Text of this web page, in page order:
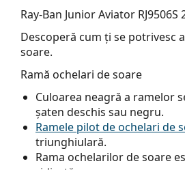
Ray-Ban Junior Aviator RJ9506S
Descoperă cum ți se potrivesc
soare.
Ramă ochelari de soare
Culoarea neagră a ramelor
șaten deschis sau negru.
Ramele pilot de ochelari de
triunghiulară.
Rama ochelarilor de soare